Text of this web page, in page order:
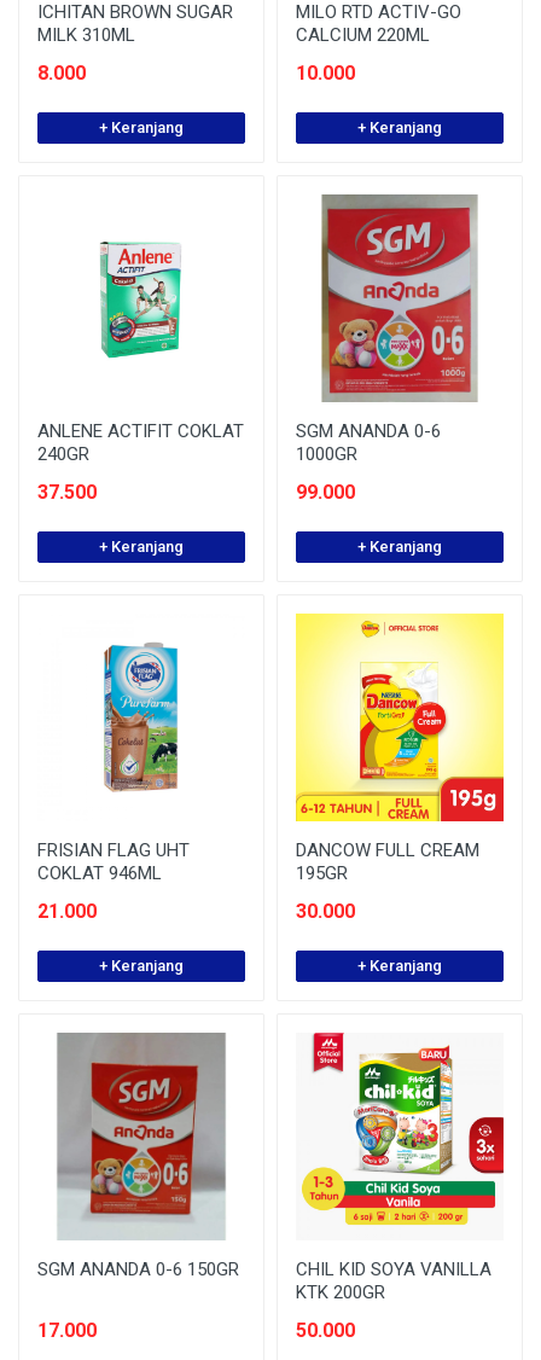
ICHITAN BROWN SUGAR
MILK 310ML
8.000
+ Keranjang
MILO RTD ACTIV-GO
CALCIUM 220ML
10.000
+ Keranjang
ANLENE ACTIFIT COKLAT
240GR
37.500
+ Keranjang
SGM ANANDA 0-6
1000GR
99.000
+ Keranjang
FRISIAN FLAG UHT
COKLAT 946ML
21.000
+ Keranjang
DANCOW FULL CREAM
195GR
30.000
+ Keranjang
SGM ANANDA 0-6 150GR
17.000
CHIL KID SOYA VANILLA
KTK 200GR
50.000